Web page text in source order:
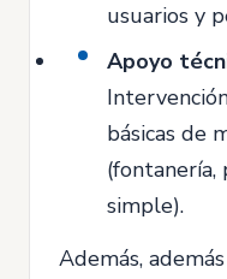
usuarios y
Apoyo
básicas de
(fontanería,
simple).
Además,